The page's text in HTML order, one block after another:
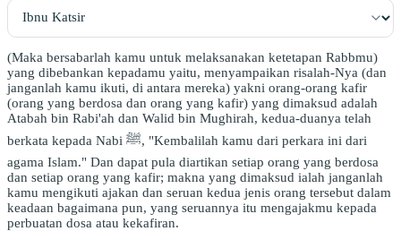
(Maka bersabarlah kamu untuk melaksanakan ketetapan Rabbmu)
yang dibebankan kepadamu yaitu, menyampaikan risalah-Nya (dan
janganlah kamu ikuti, di antara mereka) yakni orang-orang kafir
(orang yang berdosa dan orang yang kafir) yang dimaksud adalah
Atabah bin Rabi'ah dan Walid bin Mughirah, kedua-duanya telah
berkata kepada Nabi ﷺ, "Kembalilah kamu dari perkara ini dari
agama Islam." Dan dapat pula diartikan setiap orang yang berdosa
dan setiap orang yang kafir; makna yang dimaksud ialah janganlah
kamu mengikuti ajakan dan seruan kedua jenis orang tersebut dalam
keadaan bagaimana pun, yang seruannya itu mengajakmu kepada
perbuatan dosa atau kekafiran.